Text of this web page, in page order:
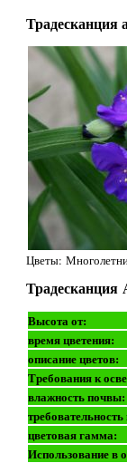
Традесканция
Цветы:
Традесканция
Высота от:
время цветения:
описание цветов:
Требования к
влажность почвы:
цветовая гамма:
Использование в